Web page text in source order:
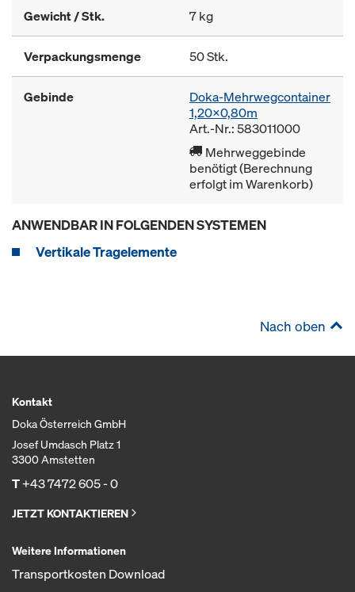
Gewicht / Stk. 7 kg
Verpackungsmenge 50 Stk.
Gebinde
Doka-Mehrwegcontainer
1,20x0,80m
Art.-Nr.: 583011000
Mehrweggebinde
benötigt (Berechnung
erfolgt im Warenkorb)
ANWENDBAR IN FOLGENDEN SYSTEMEN
Vertikale Tragelemente
Nach oben
Kontakt
Doka Österreich GmbH
Josef Umdasch Platz 1
3300 Amstetten
T+43 7472 605 - 0
JETZT KONTAKTIEREN
Weitere Informationen
Transportkosten Download